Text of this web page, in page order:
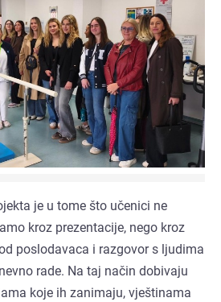
je u tome što učenici ne
kroz prezentacije, nego kroz
poslodavaca i razgovor s ljudima
rade. Na taj način dobivaju
koje ih zanimaju, vještinama